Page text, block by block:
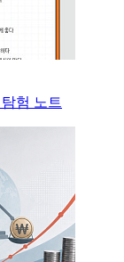
험 노트